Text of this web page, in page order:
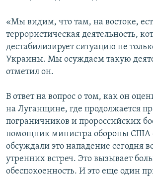
«Мы видим, что там, на востоке,
террористическая деятельность,
дестабилизирует ситуацию не
Украины. Мы осуждаем такую
отметил он.
В ответ на вопрос о том, как он
на Луганщине, где продолжается
пограничников и пророссийских
помощник министра обороны США
обсуждали это нападение сегодня
утренних встреч. Это вызывает
обеспокоенность. И это еще один